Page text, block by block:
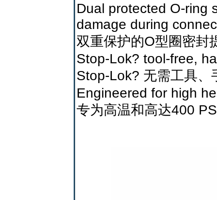
Dual protected O-ring
damage during
双重保护的O型圈密封
Stop-Lok? tool-free,
Stop-Lok? 无需工具、
Engineered for high
专为高温和高达400